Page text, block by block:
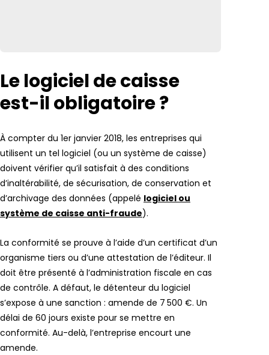
Le logiciel de caisse
est-il obligatoire ?
À compter du 1er janvier 2018, les entreprises qui
utilisent un tel logiciel (ou un système de caisse)
doivent vérifier qu’il satisfait à des conditions
d’inaltérabilité, de sécurisation, de conservation et
d’archivage des données (appelé logiciel ou
système de caisse anti-fraude).
La conformité se prouve à l’aide d’un certificat d’un
organisme tiers ou d’une attestation de l’éditeur. Il
doit être présenté à l’administration fiscale en cas
de contrôle. A défaut, le détenteur du logiciel
s’expose à une sanction : amende de 7 500 €. Un
délai de 60 jours existe pour se mettre en
conformité. Au-delà, l’entreprise encourt une
amende.